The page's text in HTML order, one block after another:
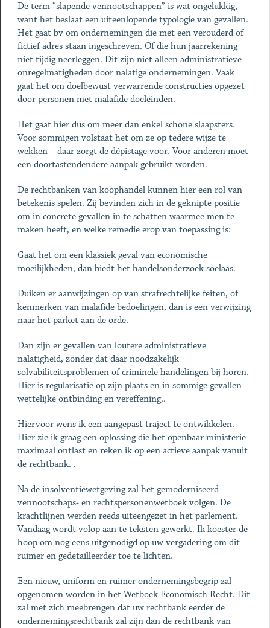
De term “slapende vennootschappen” is wat ongelukkig,
want het beslaat een uiteenlopende typologie van gevallen.
Het gaat bv om ondernemingen die met een verouderd of
fictief adres staan ingeschreven. Of die hun jaarrekening
niet tijdig neerleggen. Dit zijn niet alleen administratieve
onregelmatigheden door nalatige ondernemingen. Vaak
gaat het om doelbewust verwarrende constructies opgezet
door personen met malafide doeleinden.
Het gaat hier dus om meer dan enkel schone slaapsters.
Voor sommigen volstaat het om ze op tedere wijze te
wekken – daar zorgt de dépistage voor. Voor anderen moet
een doortastendendere aanpak gebruikt worden.
De rechtbanken van koophandel kunnen hier een rol van
betekenis spelen. Zij bevinden zich in de geknipte positie
om in concrete gevallen in te schatten waarmee men te
maken heeft, en welke remedie erop van toepassing is:
Gaat het om een klassiek geval van economische
moeilijkheden, dan biedt het handelsonderzoek soelaas.
Duiken er aanwijzingen op van strafrechtelijke feiten, of
kenmerken van malafide bedoelingen, dan is een verwijzing
naar het parket aan de orde.
Dan zijn er gevallen van loutere administratieve
nalatigheid, zonder dat daar noodzakelijk
solvabiliteitsproblemen of criminele handelingen bij horen.
Hier is regularisatie op zijn plaats en in sommige gevallen
wettelijke ontbinding en vereffening..
Hiervoor wens ik een aangepast traject te ontwikkelen.
Hier zie ik graag een oplossing die het openbaar ministerie
maximaal ontlast en reken ik op een actieve aanpak vanuit
de rechtbank. .
Na de insolventiewetgeving zal het gemoderniseerd
vennootschaps- en rechtspersonenwetboek volgen. De
krachtlijnen werden reeds uiteengezet in het parlement.
Vandaag wordt volop aan te teksten gewerkt. Ik koester de
hoop om nog eens uitgenodigd op uw vergadering om dit
ruimer en gedetailleerder toe te lichten.
Een nieuw, uniform en ruimer ondernemingsbegrip zal
opgenomen worden in het Wetboek Economisch Recht. Dit
zal met zich meebrengen dat uw rechtbank eerder de
ondernemingsrechtbank zal zijn dan de rechtbank van